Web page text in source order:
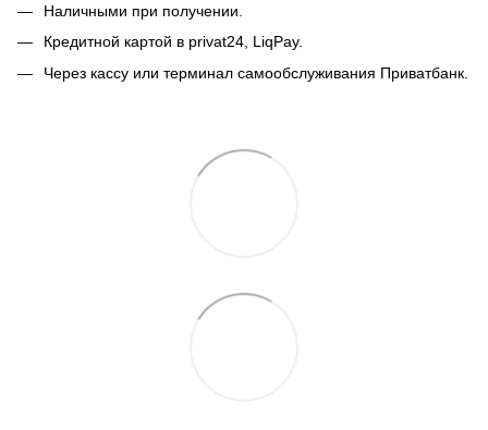
Наличными при получении.
Кредитной картой в privat24, LiqPay.
Через кассу или терминал самообслуживания Приватбанк.